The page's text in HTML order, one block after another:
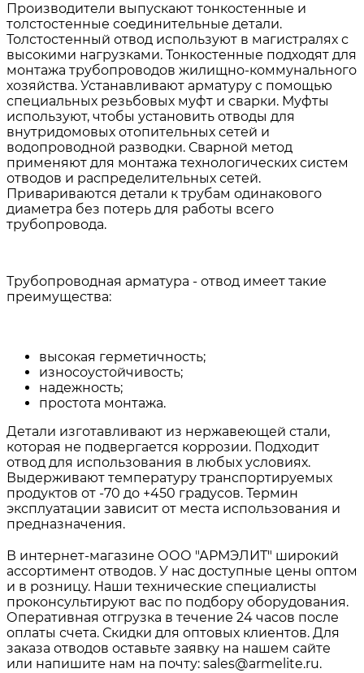
Производители выпускают тонкостенные и
толстостенные соединительные детали.
Толстостенный отвод используют в магистралях с
высокими нагрузками. Тонкостенные подходят для
монтажа трубопроводов жилищно-коммунального
хозяйства. Устанавливают арматуру с помощью
специальных резьбовых муфт и сварки. Муфты
используют, чтобы установить отводы для
внутридомовых отопительных сетей и
водопроводной разводки. Сварной метод
применяют для монтажа технологических систем
отводов и распределительных сетей.
Привариваются детали к трубам одинакового
диаметра без потерь для работы всего
трубопровода.
Трубопроводная арматура - отвод имеет такие
преимущества:
высокая герметичность;
износоустойчивость;
надежность;
простота монтажа.
Детали изготавливают из нержавеющей стали,
которая не подвергается коррозии. Подходит
отвод для использования в любых условиях.
Выдерживают температуру транспортируемых
продуктов от -70 до +450 градусов. Термин
эксплуатации зависит от места использования и
предназначения.
В интернет-магазине ООО "АРМЭЛИТ" широкий
ассортимент отводов. У нас доступные цены оптом
и в розницу. Наши технические специалисты
проконсультируют вас по подбору оборудования.
Оперативная отгрузка в течение 24 часов после
оплаты счета. Скидки для оптовых клиентов. Для
заказа отводов оставьте заявку на нашем сайте
или напишите нам на почту: sales@armelite.ru.